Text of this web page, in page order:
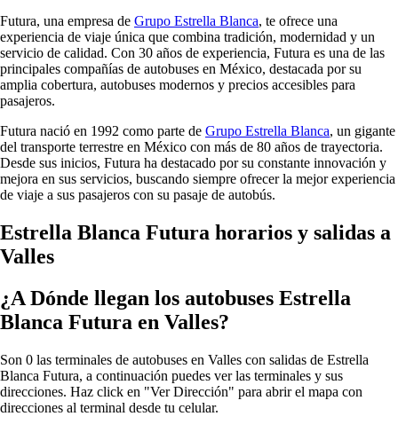
Futura, una empresa de Grupo Estrella Blanca, te ofrece una
experiencia de viaje única que combina tradición, modernidad y un
servicio de calidad. Con 30 años de experiencia, Futura es una de las
principales compañías de autobuses en México, destacada por su
amplia cobertura, autobuses modernos y precios accesibles para
pasajeros.
Futura nació en 1992 como parte de Grupo Estrella Blanca, un gigante
del transporte terrestre en México con más de 80 años de trayectoria.
Desde sus inicios, Futura ha destacado por su constante innovación y
mejora en sus servicios, buscando siempre ofrecer la mejor experiencia
de viaje a sus pasajeros con su pasaje de autobús.
Estrella Blanca Futura horarios y salidas a
Valles
¿A Dónde llegan los autobuses Estrella
Blanca Futura en Valles?
Son 0 las terminales de autobuses en Valles con salidas de Estrella
Blanca Futura, a continuación puedes ver las terminales y sus
direcciones. Haz click en "Ver Dirección" para abrir el mapa con
direcciones al terminal desde tu celular.